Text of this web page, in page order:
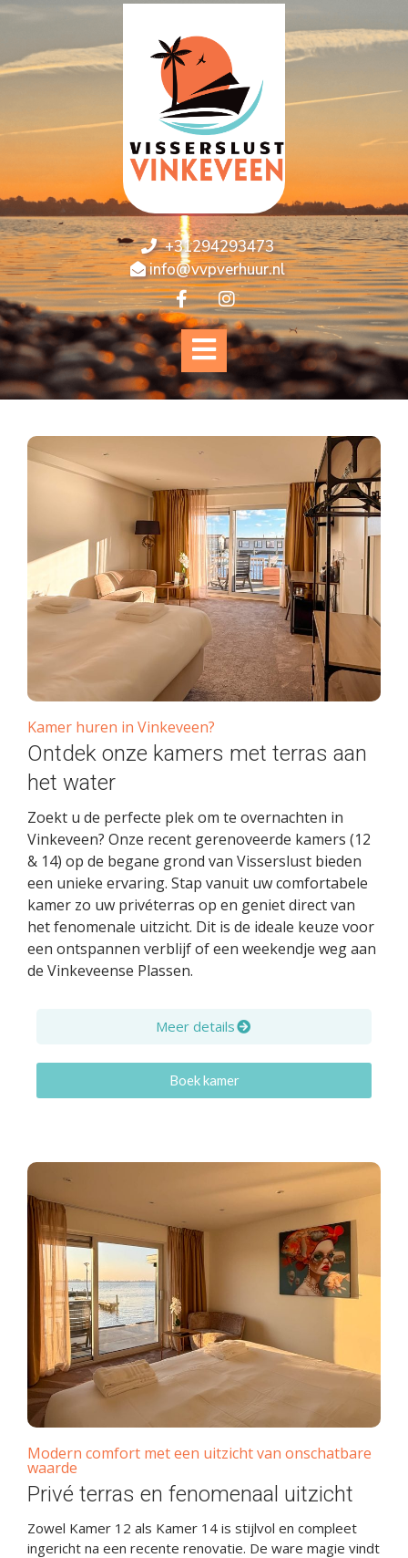
+31294293473
info@vvpverhuur.nl
Kamer huren in Vinkeveen?
Ontdek onze kamers met terras aan
het water
Zoekt u de perfecte plek om te overnachten in
Vinkeveen? Onze recent gerenoveerde kamers (12
& 14) op de begane grond van Visserslust bieden
een unieke ervaring. Stap vanuit uw comfortabele
kamer zo uw privéterras op en geniet direct van
het fenomenale uitzicht. Dit is de ideale keuze voor
een ontspannen verblijf of een weekendje weg aan
de Vinkeveense Plassen.
Meer details
Boek kamer
Modern comfort met een uitzicht van onschatbare
waarde
Privé terras en fenomenaal uitzicht
Zowel Kamer 12 als Kamer 14 is stijlvol en compleet
ingericht na een recente renovatie. De ware magie vindt